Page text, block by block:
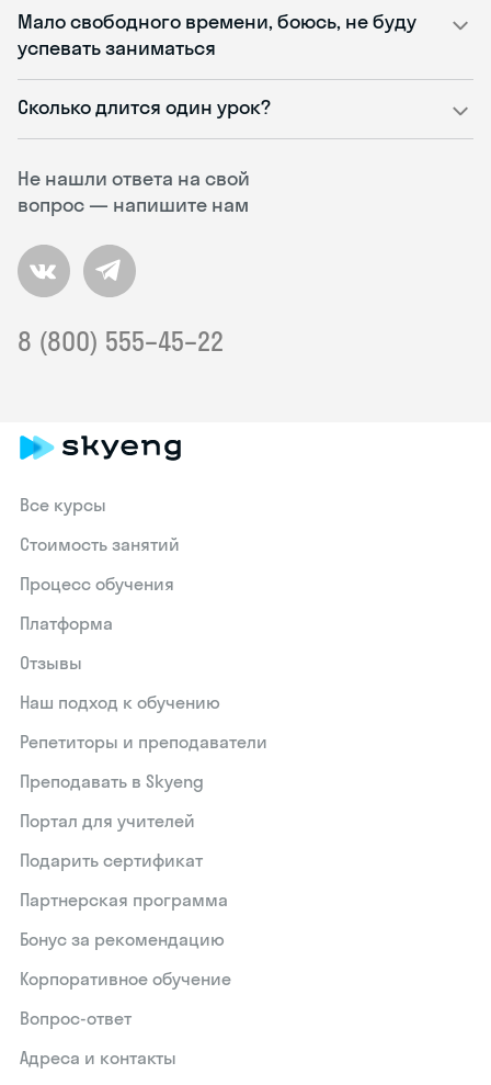
Не нашли ответа на свой
вопрос — напишите нам
8 (800) 555–45–22
Мало свободного времени, боюсь, не буду
успевать заниматься
Сколько длится один урок?
Все курсы
Стоимость занятий
Процесс обучения
Платформа
Отзывы
Наш подход к обучению
Репетиторы и преподаватели
Преподавать в Skyeng
Портал для учителей
Подарить сертификат
Партнерская программа
Бонус за рекомендацию
Корпоративное обучение
Вопрос-ответ
Адреса и контакты